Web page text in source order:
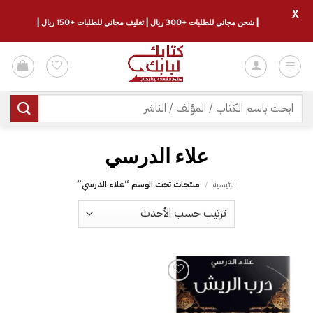
للمحتوى
البحث
عن:
علاء الدرسي
الرئيسية / منتجات تحت الوسم “علاء الدرسي”
إضافة
إلى
قائمة
| شحن مجاني للطلبات +300 ريال | تغليف مجاني للطلبات +150 ريال |
X